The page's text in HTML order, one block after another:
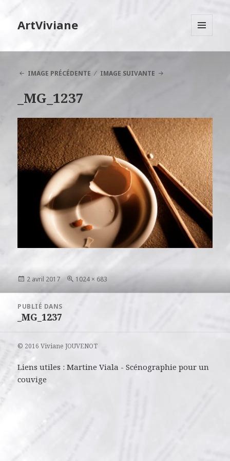
ArtViviane
IMAGE PRÉCÉDENTE
IMAGE SUIVANTE
_MG_1237
Publié
2 avril 2017
Taille
1024 × 683
l’article
PUBLIÉ DANS
_MG_1237
© 2016 Viviane JOUVENOT
Liens utiles :Martine Viala -Scénographie pour un
couvige